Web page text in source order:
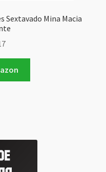
Sextavado Mina Macia